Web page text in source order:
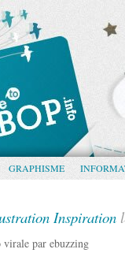
GRAPHISME
Inspiration
virale par ebuzzing